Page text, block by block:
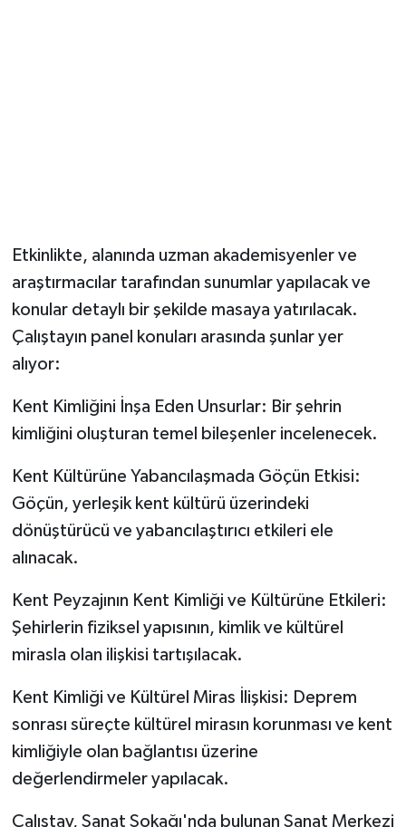
Etkinlikte, alanında uzman akademisyenler ve
araştırmacılar tarafından sunumlar yapılacak ve
konular detaylı bir şekilde masaya yatırılacak.
Çalıştayın panel konuları arasında şunlar yer
alıyor:
Kent Kimliğini İnşa Eden Unsurlar: Bir şehrin
kimliğini oluşturan temel bileşenler incelenecek.
Kent Kültürüne Yabancılaşmada Göçün Etkisi:
Göçün, yerleşik kent kültürü üzerindeki
dönüştürücü ve yabancılaştırıcı etkileri ele
alınacak.
Kent Peyzajının Kent Kimliği ve Kültürüne Etkileri:
Şehirlerin fiziksel yapısının, kimlik ve kültürel
mirasla olan ilişkisi tartışılacak.
Kent Kimliği ve Kültürel Miras İlişkisi: Deprem
sonrası süreçte kültürel mirasın korunması ve kent
kimliğiyle olan bağlantısı üzerine
değerlendirmeler yapılacak.
Çalıştay, Sanat Sokağı'nda bulunan Sanat Merkezi